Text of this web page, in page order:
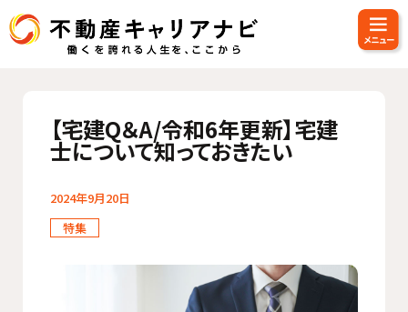
【宅建Q＆A/令和6年更新】宅建
士について知っておきたい
2024年9月20日
特集